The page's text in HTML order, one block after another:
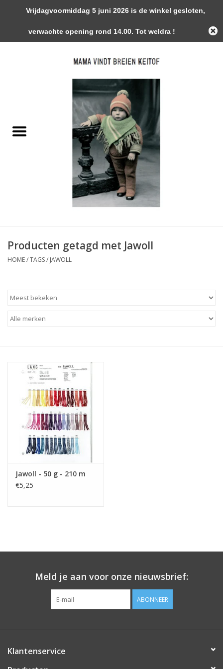
0 Artikelen - €0,00
Handwerk Toebehoren
Magazines / Patronen / Boeken
Producten getagd met Jawoll
HOME/TAGS/ JAWOLL
Jawoll - 50 g - 210 m
€5,25
Meld je aan voor onze nieuwsbrief:
ABONNEER
Klantenservice
Vrijdagvoormiddag 5 juni 2026 is de winkel gesloten,
verwachte opening rond 14.00. Tot weldra !